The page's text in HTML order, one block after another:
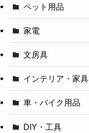
ペット用品
家電
文房具
インテリア・家具
車・バイク用品
DIY・工具